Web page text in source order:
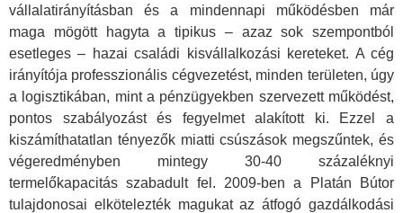
vállalatirányításban és a mindennapi működésben már
maga mögött hagyta a tipikus – azaz sok szempontból
esetleges – hazai családi kisvállalkozási kereteket. A cég
irányítója professzionális cégvezetést, minden területen, úgy
a logisztikában, mint a pénzügyekben szervezett működést,
pontos szabályozást és fegyelmet alakított ki. Ezzel a
kiszámíthatatlan tényezők miatti csúszások megszűntek, és
végeredményben mintegy 30-40 százaléknyi
termelőkapacitás szabadult fel. 2009-ben a Platán Bútor
tulajdonosai elkötelezték magukat az átfogó gazdálkodási